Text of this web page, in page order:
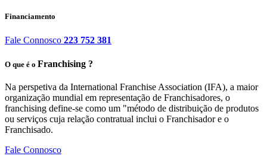
Financiamento
Fale Connosco 223 752 381
O que é o Franchising ?
Na perspetiva da International Franchise Association (IFA), a maior
organização mundial em representação de Franchisadores, o
franchising define-se como um "método de distribuição de produtos
ou serviços cuja relação contratual inclui o Franchisador e o
Franchisado.
Fale Connosco